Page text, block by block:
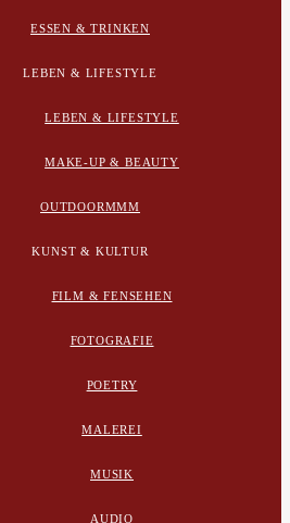
ESSEN & TRINKEN
LEBEN & LIFESTYLE
LEBEN & LIFESTYLE
MAKE-UP & BEAUTY
OUTDOORMMM
KUNST & KULTUR
FILM & FENSEHEN
FOTOGRAFIE
POETRY
MALEREI
MUSIK
AUDIO